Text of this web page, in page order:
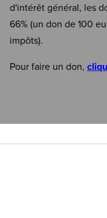
d'intérêt général, les
66% (un don de 100
impôts).
Pour faire un don,